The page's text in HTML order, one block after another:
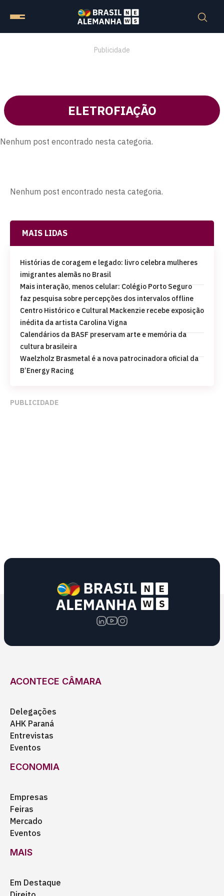
Publicidade
ELETROFIAÇÃO
Nenhum post encontrado nesta categoria.
Nenhum post encontrado nesta categoria.
MAIS LIDAS
Histórias de coragem e legado: livro celebra mulheres
imigrantes alemãs no Brasil
Mais interação, menos celular: Colégio Porto Seguro
faz pesquisa sobre percepções dos intervalos offline
Centro Histórico e Cultural Mackenzie recebe exposição
inédita da artista Carolina Vigna
Calendários da BASF preservam arte e memória da
cultura brasileira
Waelzholz Brasmetal é a nova patrocinadora oficial da
B’Energy Racing
PUBLICIDADE
ACONTECE CÂMARA
Delegações
AHK Paraná
Entrevistas
Eventos
ECONOMIA
Empresas
Feiras
Mercado
Eventos
MAIS
Em Destaque